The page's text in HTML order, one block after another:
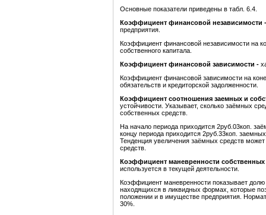
Основные показатели приведены в табл. 6.4.
Коэффициент финансовой независимости
предприятия.
Коэффициент финансовой независимости на
собственного капитала.
Коэффициент финансовой зависимости -
Коэффициент финансовой зависимости на
обязательств и кредиторской задолженности.
Коэффициент соотношения заемных и
устойчивости. Указывает, сколько заёмных
собственных средств.
На начало периода приходится 2руб.03коп.
концу периода приходится 2руб.33коп.
Тенденция увеличения заёмных средств
средств.
Коэффициент маневренности собственных
используется в текущей деятельности.
Коэффициент маневренности показывает
находящихся в ликвидных формах, которые
положении и в имуществе предприятия.
30%.